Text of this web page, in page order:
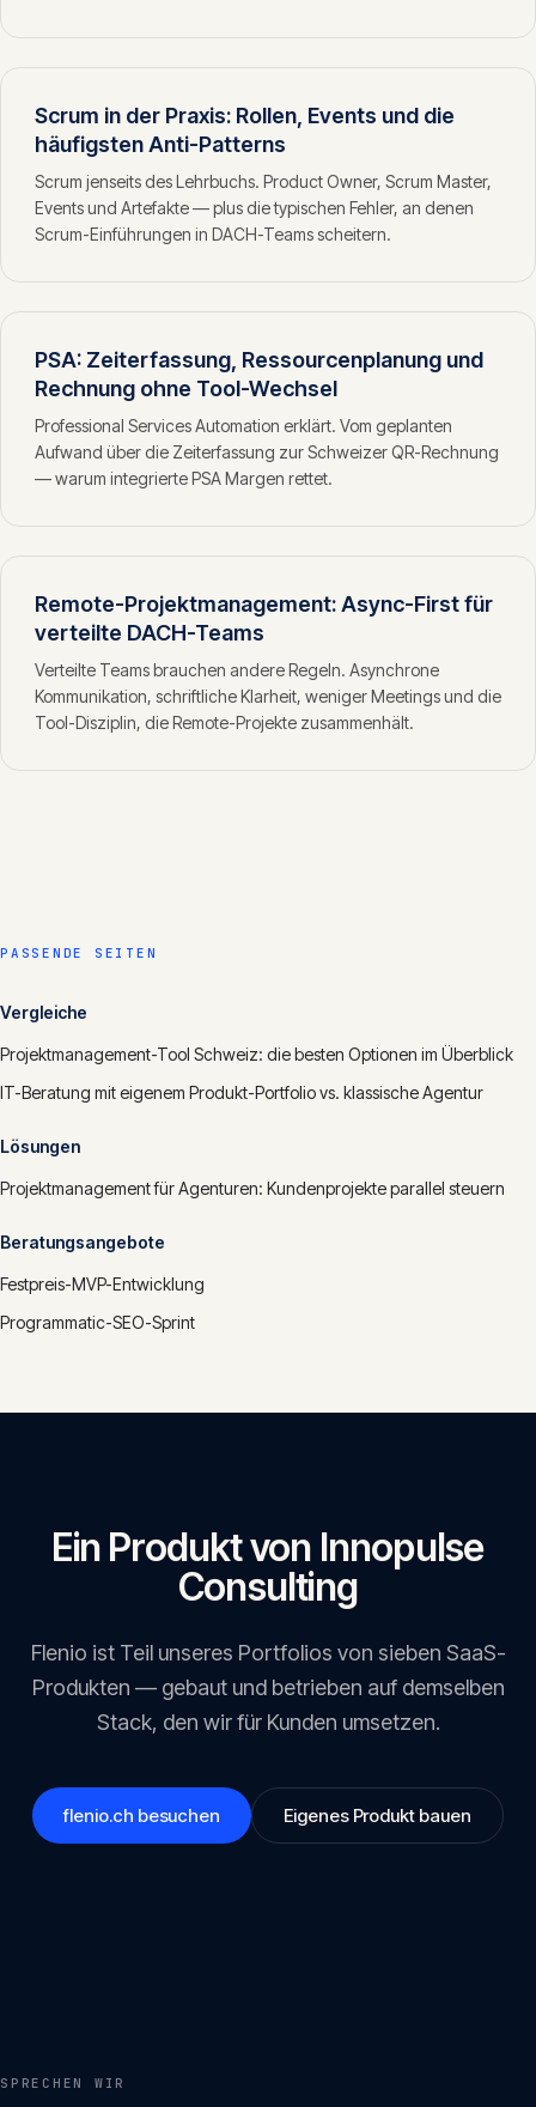
Scrum in der Praxis: Rollen, Events und die
häufigsten Anti-Patterns
Scrum jenseits des Lehrbuchs. Product Owner, Scrum Master,
Events und Artefakte — plus die typischen Fehler, an denen
Scrum-Einführungen in DACH-Teams scheitern.
PSA: Zeiterfassung, Ressourcenplanung und
Rechnung ohne Tool-Wechsel
Professional Services Automation erklärt. Vom geplanten
Aufwand über die Zeiterfassung zur Schweizer QR-Rechnung
— warum integrierte PSA Margen rettet.
Remote-Projektmanagement: Async-First für
verteilte DACH-Teams
Verteilte Teams brauchen andere Regeln. Asynchrone
Kommunikation, schriftliche Klarheit, weniger Meetings und die
Tool-Disziplin, die Remote-Projekte zusammenhält.
PASSENDE SEITEN
Vergleiche
Projektmanagement-Tool Schweiz: die besten Optionen im Überblick
IT-Beratung mit eigenem Produkt-Portfolio vs. klassische Agentur
Lösungen
Projektmanagement für Agenturen: Kundenprojekte parallel steuern
Beratungsangebote
Festpreis-MVP-Entwicklung
Programmatic-SEO-Sprint
Ein Produkt von Innopulse
Consulting
Flenio ist Teil unseres Portfolios von sieben SaaS-
Produkten — gebaut und betrieben auf demselben
Stack, den wir für Kunden umsetzen.
flenio.ch besuchen Eigenes Produkt bauen
SPRECHEN WIR